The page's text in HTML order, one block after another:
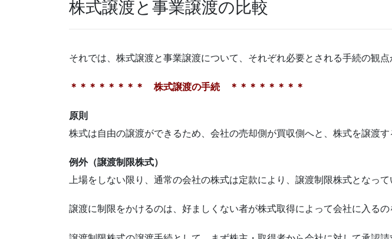
株式譲渡と事業譲渡の比較
それでは、株式譲渡と事業譲渡について、それぞれ必要とされる手続の観点
＊＊＊＊＊＊＊＊ 株式譲渡の手続 ＊＊＊＊＊＊＊＊
原則
株式は自由の譲渡ができるため、会社の売却側が買収側へと、株式を譲渡す
例外（譲渡制限株式）
上場をしない限り、通常の会社の株式は定款により、譲渡制限株式となって
譲渡に制限をかけるのは、好ましくない者が株式取得によって会社に入るの